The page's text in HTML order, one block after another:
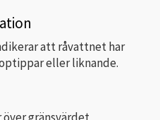
att råvattnet har
eller liknande.